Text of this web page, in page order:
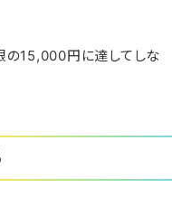
の15,000円に達してしな